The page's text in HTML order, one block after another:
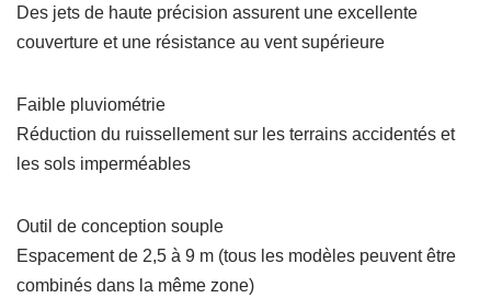
Des jets de haute précision assurent une excellente
couverture et une résistance au vent supérieure
Faible pluviométrie
Réduction du ruissellement sur les terrains accidentés et
les sols imperméables
Outil de conception souple
Espacement de 2,5 à 9 m (tous les modèles peuvent être
combinés dans la même zone)